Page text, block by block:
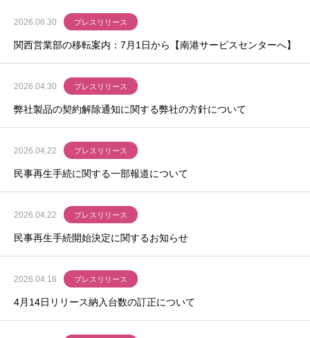
2026.06.30 プレスリリース
関西営業部の移転案内：7月1日から【南港サービスセンターへ】
2026.04.30 プレスリリース
弊社製品の契約解除通知に関する弊社の方針について
2026.04.22 プレスリリース
民事再生手続に関する一部報道について
2026.04.22 プレスリリース
民事再生手続開始決定に関するお知らせ
2026.04.16 プレスリリース
4月14日リリース納入台数の訂正について